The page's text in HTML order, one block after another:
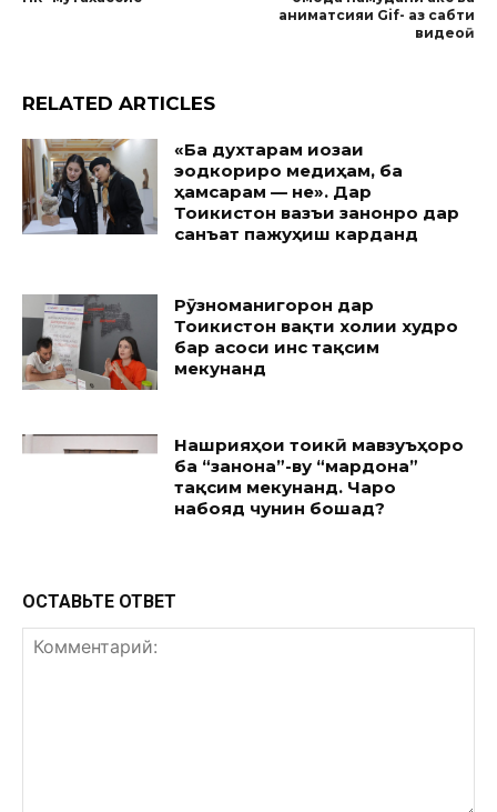
аниматсияи Gif- аз сабти
видеоӣ
RELATED ARTICLES
«Ба духтарам иҷозаи
эҷодкориро медиҳам, ба
ҳамсарам — не». Дар
Тоҷикистон вазъи занонро дар
санъат пажуҳиш карданд
Рӯзноманигорон дар
Тоҷикистон вақти холии худро
бар асоси ҷинс тақсим
мекунанд
Нашрияҳои тоҷикӣ мавзуъҳоро
ба “занона”-ву “мардона”
тақсим мекунанд. Чаро
набояд чунин бошад?
ОСТАВЬТЕ ОТВЕТ